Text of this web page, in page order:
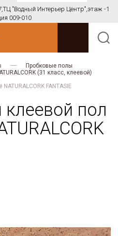
ТЦ "Водный Интерьер Центр",этаж -1
009-010
Пробковые полы
(31 класс, клеевой)
FANTASIE
пол